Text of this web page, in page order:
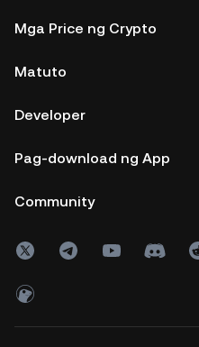
Mga Price ng Crypto
Matuto
Developer
Pag-download ng App
Community